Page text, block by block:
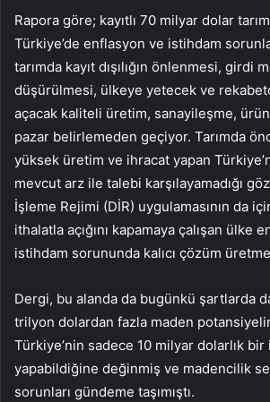
Rapora göre; kayıtlı 70 milyar dolar
Türkiye’de enflasyon ve istihdam
tarımda kayıt dışılığın önlenmesi, girdi
düşürülmesi, ülkeye yetecek ve
açacak kaliteli üretim, sanayileşme,
pazar belirlemeden geçiyor. Tarımda
yüksek üretim ve ihracat yapan
mevcut arz ile talebi karşılayamadığı
İşleme Rejimi (DİR) uygulamasının da
ithalatla açığını kapamaya çalışan ülke
istihdam sorununda kalıcı çözüm
Dergi, bu alanda da bugünkü şartlarda
trilyon dolardan fazla maden
Türkiye’nin sadece 10 milyar dolarlık bir
yapabildiğine değinmiş ve madencilik
sorunları gündeme taşımıştı.